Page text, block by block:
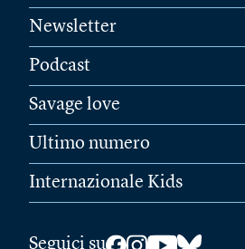
Newsletter
Podcast
Savage love
Ultimo numero
Internazionale Kids
Seguici su